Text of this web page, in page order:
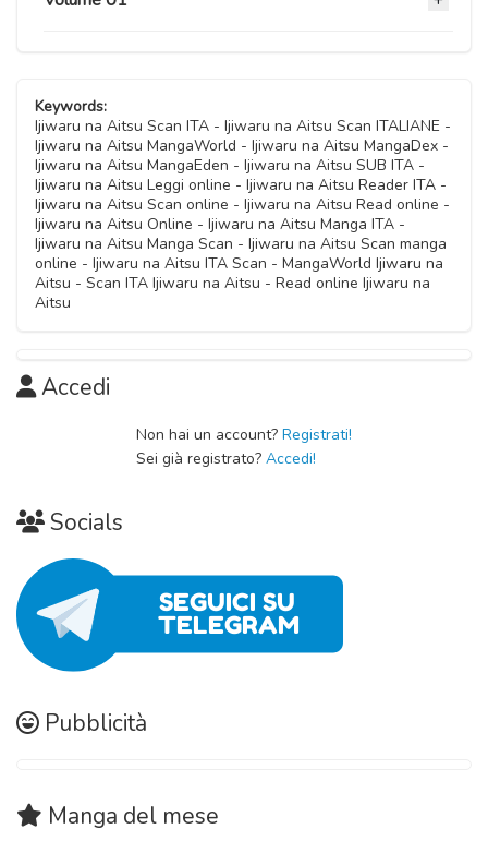
Capitolo 03
28 Settembre 2020
Capitolo 02
28 Settembre 2020
Capitolo 01
Keywords:
Ijiwaru na Aitsu Scan ITA - Ijiwaru na Aitsu Scan ITALIANE -
Ijiwaru na Aitsu MangaWorld - Ijiwaru na Aitsu MangaDex -
Ijiwaru na Aitsu MangaEden - Ijiwaru na Aitsu SUB ITA -
Ijiwaru na Aitsu Leggi online - Ijiwaru na Aitsu Reader ITA -
Ijiwaru na Aitsu Scan online - Ijiwaru na Aitsu Read online -
Ijiwaru na Aitsu Online - Ijiwaru na Aitsu Manga ITA -
Ijiwaru na Aitsu Manga Scan - Ijiwaru na Aitsu Scan manga
online - Ijiwaru na Aitsu ITA Scan - MangaWorld Ijiwaru na
Aitsu - Scan ITA Ijiwaru na Aitsu - Read online Ijiwaru na
Aitsu
Accedi
Non hai un account? Registrati!
Sei già registrato? Accedi!
Socials
Pubblicità
Manga del mese